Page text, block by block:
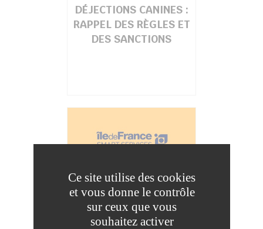
DÉJECTIONS CANINES :
RAPPEL DES RÈGLES ET
DES SANCTIONS
MON RÉFLEXE ZÉRO
DÉCHET : LA CARTE
PRATIQUE POUR
Ce site utilise des cookies
et vous donne le contrôle
sur ceux que vous
souhaitez activer